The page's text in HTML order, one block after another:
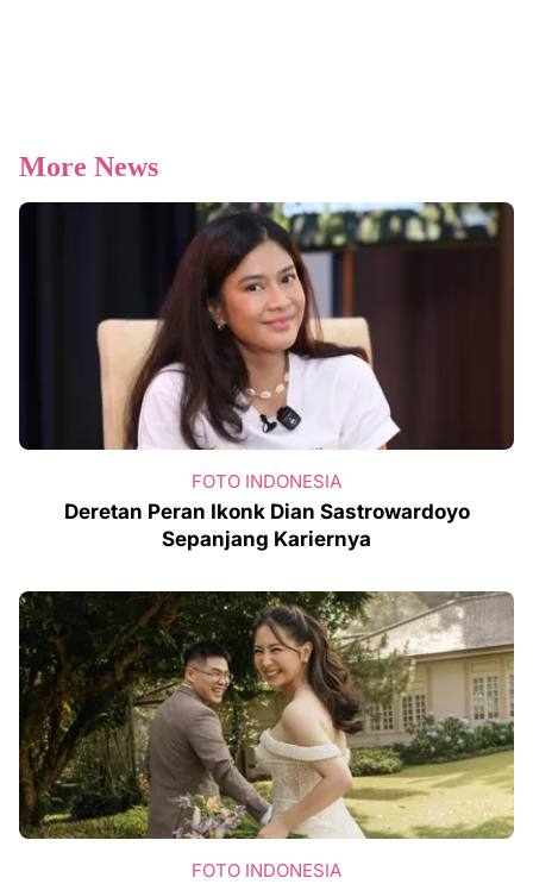
More News
FOTO INDONESIA
Deretan Peran Ikonk Dian Sastrowardoyo
Sepanjang Kariernya
FOTO INDONESIA